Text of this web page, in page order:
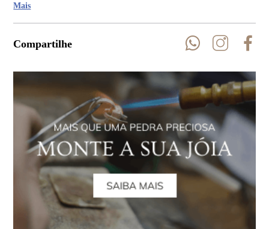
pedra rara.
Mais
Compartilhe